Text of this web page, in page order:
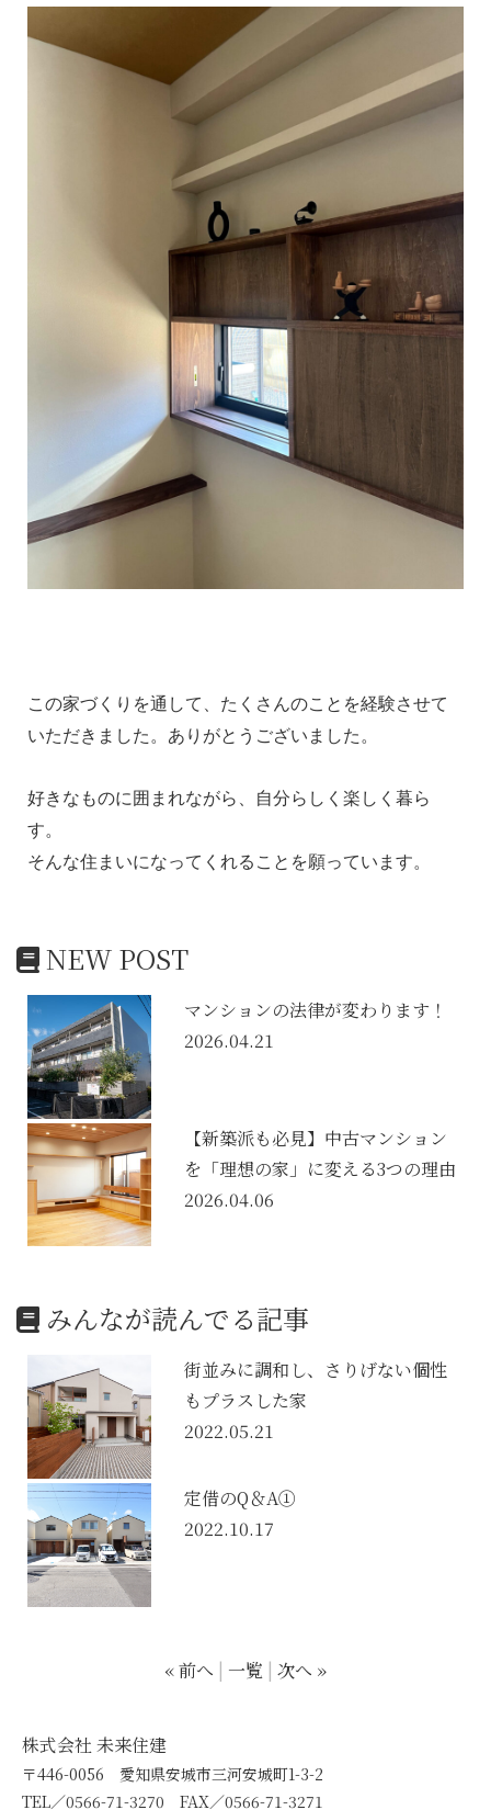
この家づくりを通して、たくさんのことを経験させて
いただきました。ありがとうございました。
好きなものに囲まれながら、自分らしく楽しく暮ら
す。
そんな住まいになってくれることを願っています。
NEW POST
マンションの法律が変わります！
2026.04.21
【新築派も必見】中古マンション
を「理想の家」に変える3つの理由
2026.04.06
みんなが読んでる記事
街並みに調和し、さりげない個性
もプラスした家
2022.05.21
定借のQ＆A①
2022.10.17
« 前へ 一覧 次へ »
株式会社 未来住建
〒446-0056 愛知県安城市三河安城町1-3-2
TEL／0566-71-3270 FAX／0566-71-3271